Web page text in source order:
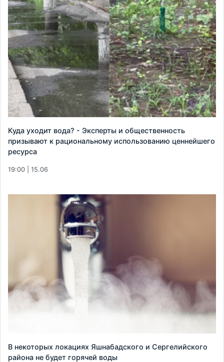
Куда уходит вода? - Эксперты и общественность
призывают к рациональному использованию ценнейшего
ресурса
19:00 | 15.06
В некоторых локациях Яшнабадского и Сергелийского
района не будет горячей воды